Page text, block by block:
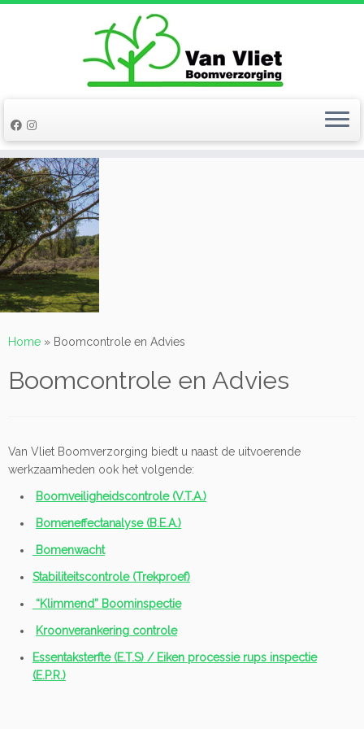
Ga
naar
inhoud
Home » Boomcontrole en Advies
Boomcontrole en Advies
Van Vliet Boomverzorging biedt u naast de uitvoerende
werkzaamheden ook het volgende:
Boomveiligheidscontrole (V.T.A.)
Bomeneffectanalyse (B.E.A.)
Bomenwacht
Stabiliteitscontrole (Trekproef)
“Klimmend” Boominspectie
Kroonverankering controle
Essentaksterfte (E.T.S) / Eiken processie rups inspectie
(E.P.R.)